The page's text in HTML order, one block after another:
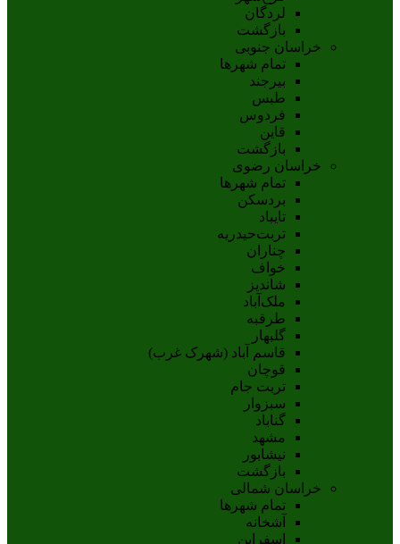
لردگان
بازگشت
خراسان جنوبی
تمام شهر‌ها
بيرجند
طبس
فردوس
قاين
بازگشت
خراسان رضوی
تمام شهر‌ها
بردسکن
تایباد
تربت‌حیدریه
چناران
خواف
شاندیز
ملک‌آباد
طرقبه
گلبهار
قاسم آباد (شهرک غرب)
قوچان
تربت جام
سبزوار
گناباد
مشهد
نيشابور
بازگشت
خراسان شمالی
تمام شهر‌ها
آشخانه
اسفراين